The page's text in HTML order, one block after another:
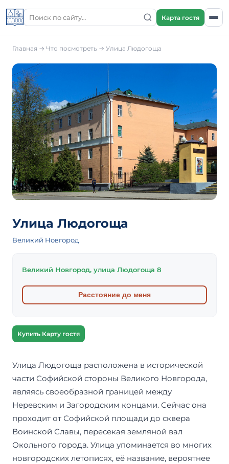
Карта гостя
Главная → Что посмотреть → Улица Людогоща
Улица Людогоща
Великий Новгород
Великий Новгород, улица Людогоща 8
Расстояние до меня
Купить Карту гостя
Улица Людогоща расположена в исторической
части Софийской стороны Великого Новгорода,
являясь своеобразной границей между
Неревским и Загородским концами. Сейчас она
проходит от Софийской площади до сквера
Воинской Славы, пересекая земляной вал
Окольного города. Улица упоминается во многих
новгородских летописях, её название, вероятнее